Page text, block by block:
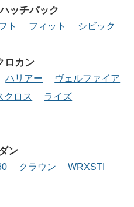
ッチバック
ト フィット シビック
ロカン
ハリアー
ヴェルファイア
クロス
ライズ
ン
クラウン
WRXSTI